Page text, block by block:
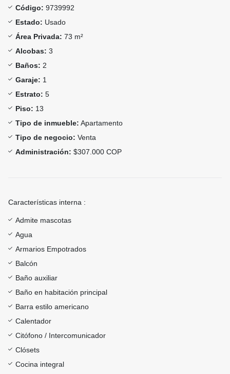
Código: 9739992
Estado: Usado
Área Privada: 73 m²
Alcobas: 3
Baños: 2
Garaje: 1
Estrato: 5
Piso: 13
Tipo de inmueble: Apartamento
Tipo de negocio: Venta
Administración: $307.000 COP
Características interna :
Admite mascotas
Agua
Armarios Empotrados
Balcón
Baño auxiliar
Baño en habitación principal
Barra estilo americano
Calentador
Citófono / Intercomunicador
Clósets
Cocina integral